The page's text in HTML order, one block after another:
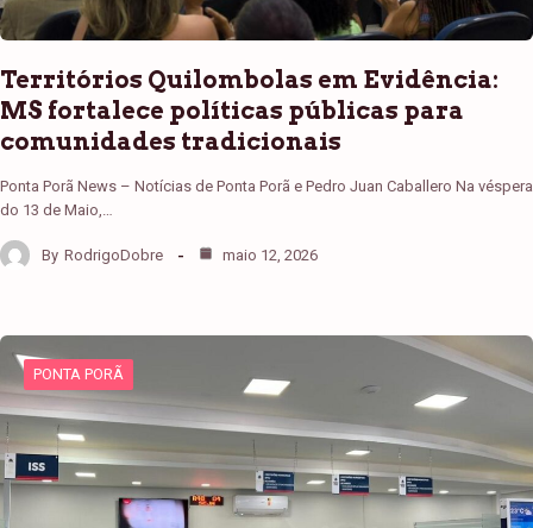
Territórios Quilombolas em Evidência:
MS fortalece políticas públicas para
comunidades tradicionais
Ponta Porã News – Notícias de Ponta Porã e Pedro Juan Caballero Na véspera
do 13 de Maio,…
By RodrigoDobre maio 12, 2026
PONTA PORÃ